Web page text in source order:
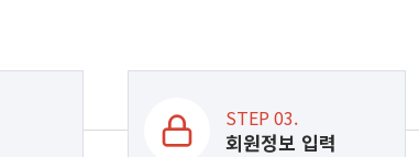
STEP 03.
회원정보 입력